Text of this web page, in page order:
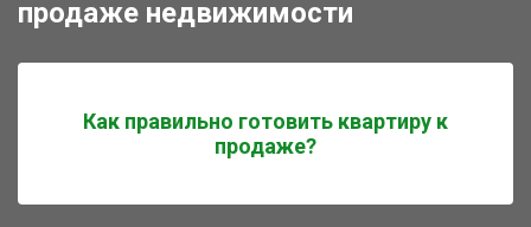
продаже недвижимости
Как правильно готовить квартиру к
продаже?